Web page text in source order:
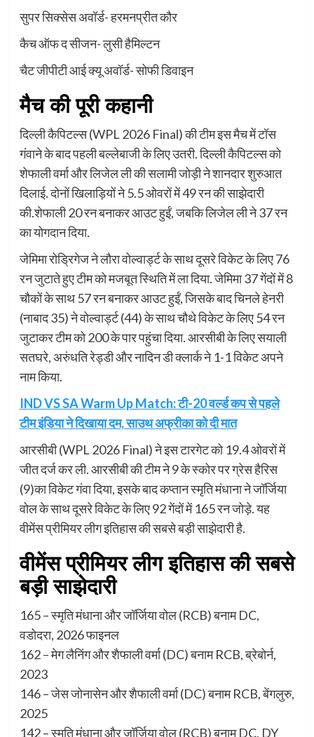
सुपर सिक्सेस अवॉर्ड- हरमनप्रीत कौर
कैच ऑफ द सीजन- लुसी हैमिल्टन
चैट जीपीटी आई क्यू अवॉर्ड- सोफी डिवाइन
मैच की पूरी कहानी
दिल्ली कैपिटल्स (WPL 2026 Final) की टीम इस मैच में टॉस
गंवाने के बाद पहली बल्लेबाजी के लिए उतरी. दिल्ली कैपिटल्स को
शेफाली वर्मा और लिजेल ली की सलामी जोड़ी ने शानदार शुरुआत
दिलाई. दोनों खिलाड़ियों ने 5.5 ओवरों में 49 रन की साझेदारी
की.शेफाली 20 रन बनाकर आउट हुईं, जबकि लिजेल ली ने 37 रन
का योगदान दिया.
जेमिमा रोड्रिगेज ने लौरा वोल्वार्ड्ट के साथ दूसरे विकेट के लिए 76
रन जुटाते हुए टीम को मजबूत स्थिति में ला दिया. जेमिमा 37 गेंदों में 8
चौकों के साथ 57 रन बनाकर आउट हुईं, जिसके बाद चिनले हेनरी
(नाबाद 35) ने वोल्वार्ड्ट (44) के साथ चौथे विकेट के लिए 54 रन
जुटाकर टीम को 200 के पार पहुंचा दिया. आरसीबी के लिए सयाली
सतघरे, अरुंधति रेड्डी और नादिन डी क्लार्क ने 1-1 विकेट अपने
नाम किया.
IND VS SA Warm Up Match: टी-20 वर्ल्ड कप से पहले
टीम इंडिया ने दिखाया दम, साउथ अफ्रीका को दी मात
आरसीबी (WPL 2026 Final) ने इस टारगेट को 19.4 ओवरों में
जीत दर्ज कर ली. आरसीबी की टीम ने 9 के स्कोर पर ग्रेस हैरिस
(9)का विकेट गंवा दिया, इसके बाद कप्तान स्मृति मंधाना ने जॉर्जिया
वोल के साथ दूसरे विकेट के लिए 92 गेंदों में 165 रन जोड़े. यह
वीमेंस प्रीमियर लीग इतिहास की सबसे बड़ी साझेदारी है.
वीमेंस प्रीमियर लीग इतिहास की सबसे
बड़ी साझेदारी
165 – स्मृति मंधाना और जॉर्जिया वोल (RCB) बनाम DC,
वडोदरा, 2026 फाइनल
162 – मेग लैनिंग और शैफाली वर्मा (DC) बनाम RCB, ब्रेबोर्न,
2023
146 – जेस जोनासेन और शैफाली वर्मा (DC) बनाम RCB, बेंगलुरु,
2025
142 – स्मृति मंधाना और जॉर्जिया वोल (RCB) बनाम DC, DY